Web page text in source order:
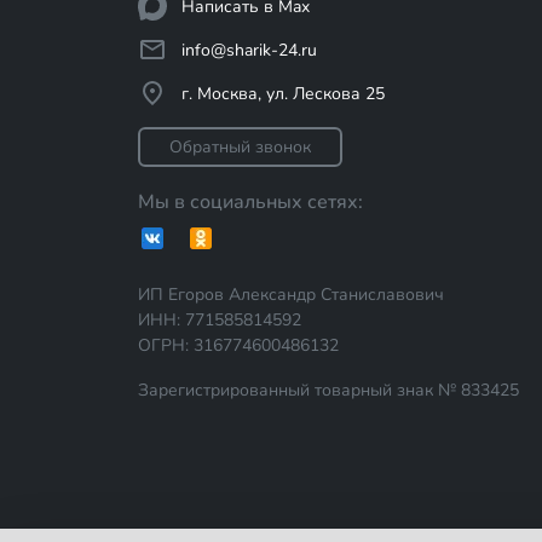
Написать в Max
info@sharik-24.ru
г. Москва, ул. Лескова 25
Обратный звонок
Мы в социальных сетях:
ИП Егоров Александр Станиславович
ИНН: 771585814592
ОГРН: 316774600486132
Зарегистрированный товарный знак № 833425